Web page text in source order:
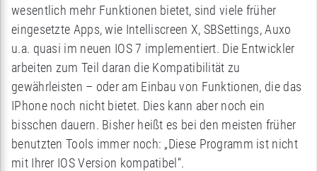
wesentlich mehr Funktionen bietet, sind viele früher
eingesetzte Apps, wie Intelliscreen X, SBSettings, Auxo
u.a. quasi im neuen IOS 7 implementiert. Die Entwickler
arbeiten zum Teil daran die Kompatibilität zu
gewährleisten – oder am Einbau von Funktionen, die das
IPhone noch nicht bietet. Dies kann aber noch ein
bisschen dauern. Bisher heißt es bei den meisten früher
benutzten Tools immer noch: „Diese Programm ist nicht
mit Ihrer IOS Version kompatibel“.